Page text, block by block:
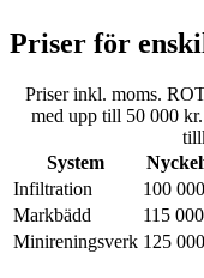
Priser för
Priser inkl. moms.
med upp till 50 000
System
Infiltration
100
Markbädd
115
Minireningsverk 125